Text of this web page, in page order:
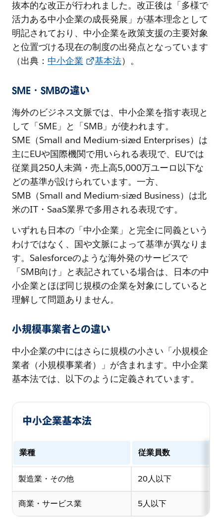
抜本的な改正が行われました。改正後は「多様で
活力ある中小企業の成長発展」が基本理念として
明記されており、中小企業を政策支援の主要対象
と位置づける現在の制度の出発点となっています
（出典： 中小企業 基本法）。
SME・SMBの違い
海外のビジネス文脈では、中小企業を指す表現と
して「SME」と「SMB」が使われます。
SME（Small and Medium-sized Enterprises）は
主にEUや国際機関で用いられる表現で、EUでは
従業員250人未満・売上高5,000万ユーロ以下な
どの基準が設けられています。一方、
SMB（Small and Medium-sized Business）は北
米のIT・SaaS業界で多用される表現です。
いずれも日本の「中小企業」と完全に同義という
わけではなく、国や文脈によって基準が異なりま
す。Salesforceのような海外発のサービスで
「SMB向け」と表記されている場合は、日本の中
小企業とほぼ同じ規模の企業を対象にしていると
理解して問題ありません。
小規模事業者との違い
中小企業の中にはさらに規模の小さい「小規模企
業者（小規模事業者）」が含まれます。中小企業
基本法では、以下のように定義されています。
中小企業基本法
業種 従業員数
製造業・その他 20人以下
商業・サービス業 5人以下